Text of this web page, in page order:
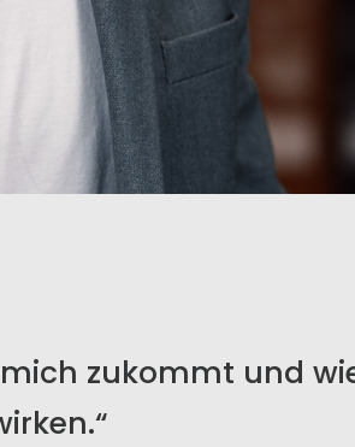
zukommt und